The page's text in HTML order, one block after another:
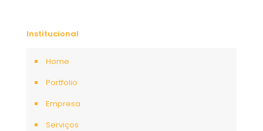
Institucional
Home
Portfolio
Empresa
Serviços